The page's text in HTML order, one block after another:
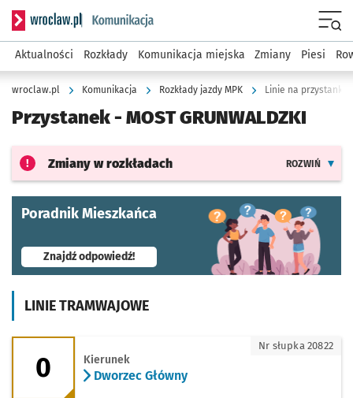
Serwis informacyjny wroclaw.pl podserwis: Komunikacja
Aktualności Rozkłady Komunikacja miejska Zmiany Piesi
wroclaw.pl Komunikacja Rozkłady jazdy MPK Linie na przystanku
Przystanek - MOST GRUNWALDZKI
Zmiany w rozkładach ROZWIŃ
Poradnik Mieszkańca
Znajdź odpowiedź!- otworzy się w nowej karcie
LINIE TRAMWAJOWE
0 - kierunek Dworzec Główny
0 Kierunek
Dworzec Główny
Nr słupka 20822